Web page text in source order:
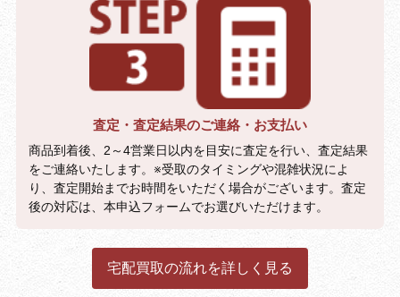
査定・査定結果のご連絡・お支払い
商品到着後、2～4営業日以内を目安に査定を行い、査定結果
をご連絡いたします。※受取のタイミングや混雑状況によ
り、査定開始までお時間をいただく場合がございます。査定
後の対応は、本申込フォームでお選びいただけます。
宅配買取の流れを詳しく見る